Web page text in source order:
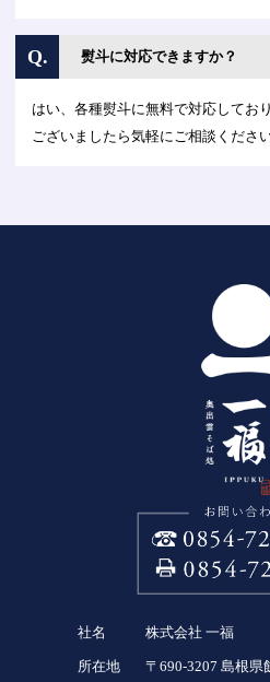
Q. 熨斗に対応できますか？
はい、各種熨斗に無料で対応してお
ございましたら気軽にご相談ください
社名 株式会社 一福
所在地 〒690-3207 島根県